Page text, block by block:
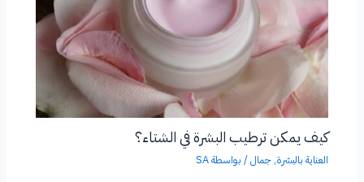
كيف يمكن ترطيب البشرة في الشتاء؟
العناية بالبشرة,جمال/ بواسطةSA